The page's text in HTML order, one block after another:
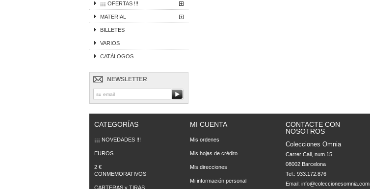
¡¡¡ OFERTAS !!!
MATERIAL
BILLETES
VARIOS
CATÁLOGOS
NEWSLETTER
CATEGORÍAS
¡¡¡ NOVEDADES !!!
EUROS
2 €
CONMEMORATIVOS
CARTERAS y TIRAS
MI CUENTA
Mis ordenes
Mis hojas de crédito
Mis direcciones
Mi información personal
CONTACTE CON
NOSOTROS
Colecciones Omnia
Carrer Call, num.15
08002 Barcelona
Tel.: 933.172.876
Email: info@coleccionesomnia.com